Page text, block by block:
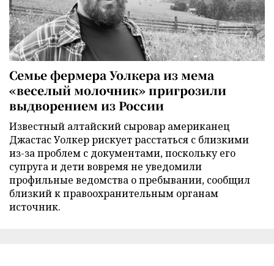
Семье фермера Уолкера из мема
«веселый молочник» пригрозили
выдворением из России
Известный алтайский сыровар американец
Джастас Уолкер рискует расстаться с близкими
из-за проблем с документами, поскольку его
супруга и дети вовремя не уведомили
профильные ведомства о пребывании, сообщил
близкий к правоохранительным органам
источник.